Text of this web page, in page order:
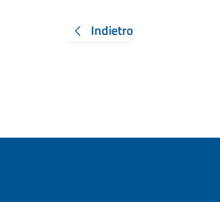
Indietro